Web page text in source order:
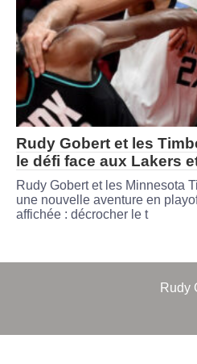
Rudy Gobert et les
le défi face aux Lakers
Rudy Gobert et les Minnesota
une nouvelle aventure en
affichée : décrocher le t
Rudy